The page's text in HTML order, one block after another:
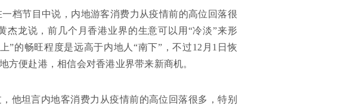
档节目中说，内地游客消费力从疫情前的高位回落很
龙说，前几个月香港业界的生意可以用“冷淡”来形
”的畅旺程度是远高于内地人“南下”，不过12月1日恢
方便赴港，相信会对香港业界带来新商机。
他坦言内地客消费力从疫情前的高位回落很多，特别